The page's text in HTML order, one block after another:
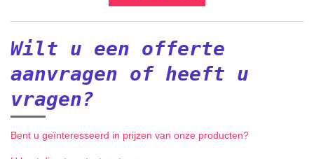
Wilt u een offerte
aanvragen of heeft u
vragen?
Bent u geïnteresseerd in prijzen van onze producten?